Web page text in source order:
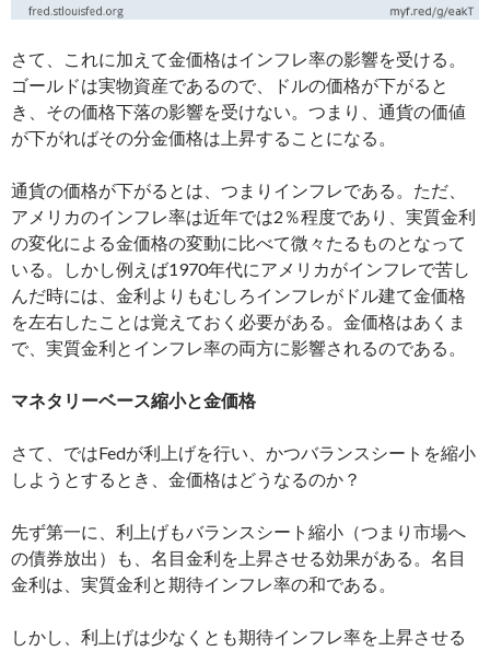
さて、これに加えて金価格はインフレ率の影響を受ける。
ゴールドは実物資産であるので、ドルの価格が下がると
き、その価格下落の影響を受けない。つまり、通貨の価値
が下がればその分金価格は上昇することになる。
通貨の価格が下がるとは、つまりインフレである。ただ、
アメリカのインフレ率は近年では2％程度であり、実質金利
の変化による金価格の変動に比べて微々たるものとなって
いる。しかし例えば1970年代にアメリカがインフレで苦し
んだ時には、金利よりもむしろインフレがドル建て金価格
を左右したことは覚えておく必要がある。金価格はあくま
で、実質金利とインフレ率の両方に影響されるのである。
マネタリーベース縮小と金価格
さて、ではFedが利上げを行い、かつバランスシートを縮小
しようとするとき、金価格はどうなるのか？
先ず第一に、利上げもバランスシート縮小（つまり市場へ
の債券放出）も、名目金利を上昇させる効果がある。名目
金利は、実質金利と期待インフレ率の和である。
しかし、利上げは少なくとも期待インフレ率を上昇させる